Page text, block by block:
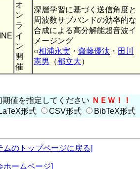
オ
ン
ラ
イ
ン
開
催
深層学習に基づく送信角度と
周波数サブバンドの効率的な
合成による高分解能超音波イ
メージング
○相浦永実 ・ 齋藤優汰 ・ 田川
憲男
（都立大）
値を指定してください ＮＥＷ！！
形式 CSV形式 BibTeX形式
ムのトップページに戻る]
ホームページ]